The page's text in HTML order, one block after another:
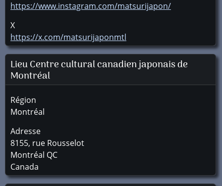
https://www.instagram.com/matsurijapon/
X
https://x.com/matsurijaponmtl
Lieu Centre cultural canadien japonais de
Montréal
Région
Montréal
Adresse
8155, rue Rousselot
Montréal QC
Canada